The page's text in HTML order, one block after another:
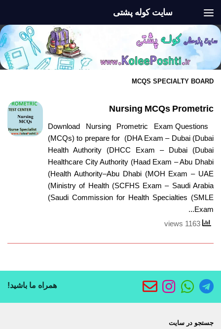
سایت کوله پشتی
MCQS SPECIALTY BOARD
Nursing MCQs Prometric
Download Nursing Prometric Exam Questions
(MCQs) to prepare for (DHA Exam – Dubai (Dubai
Health Authority (DHCC Exam – Dubai (Dubai
Healthcare City Authority (Haad Exam – Abu Dhabi
(Health Authority–Abu Dhabi (MOH Exam – UAE
(Ministry of Health (SCFHS Exam – Saudi Arabia
(Saudi Commission for Health Specialties (SMLE
Exam...
همراه ما باشید!
جستجو در سایت